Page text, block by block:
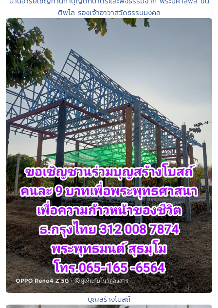
ติพโล รองเจ้าอาวาสวัดธรรมมงคล
บุญสร้างโบสถ์